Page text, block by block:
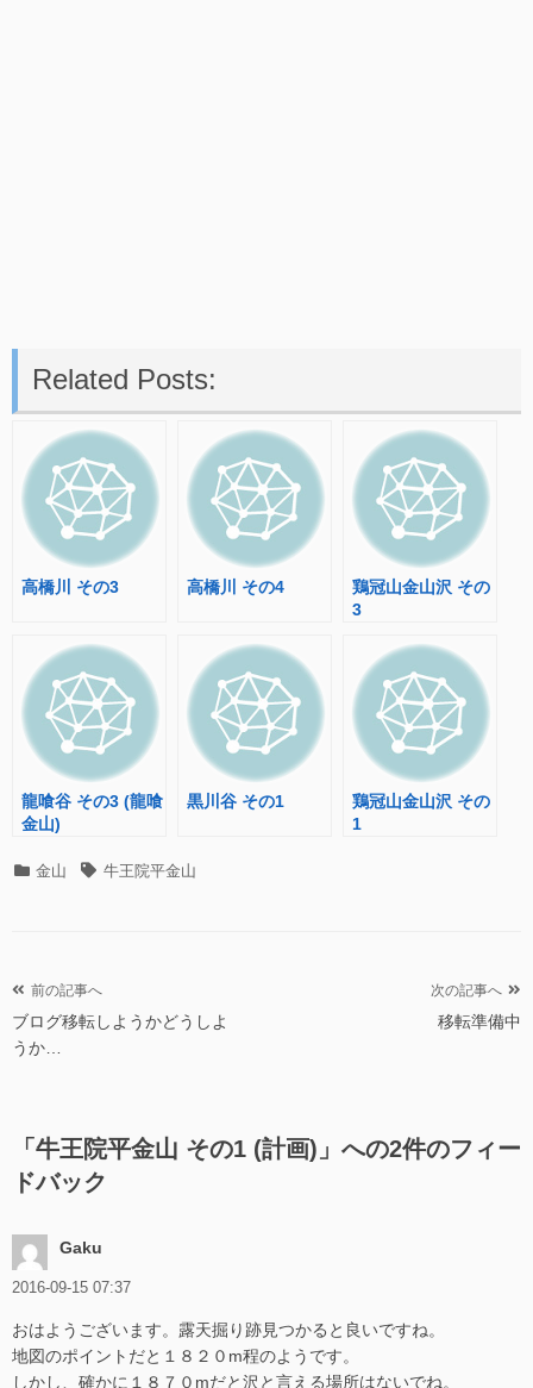
Related Posts:
高橋川 その3 高橋川 その4
鶏冠山金山沢 その
3
龍喰谷 その3 (龍喰
金山)
黒川谷 その1
鶏冠山金山沢 その
1
カ 金山
タ 牛王院平金山
投
稿
ナ
シ
ョ
ン
前の記事へ
ブログ移転しようかどうしよ
うか…
次の記事へ
移転準備中
「 牛王院平金山 その1 (計画) 」への2件のフィー
ドバック
Gaku
2016-09-15 07:37
おはようございます。露天掘り跡見つかると良いですね。
地図のポイントだと１８２０m程のようです。
しかし、確かに１８７０mだと沢と言える場所はないでね。